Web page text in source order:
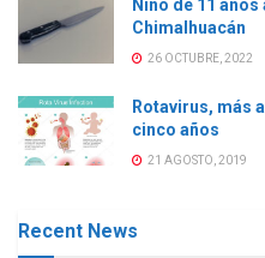
Niño de 11
Chimalhuacán
26 OCTUBRE, 2022
Rotavirus, más
cinco años
21 AGOSTO, 2019
Recent News